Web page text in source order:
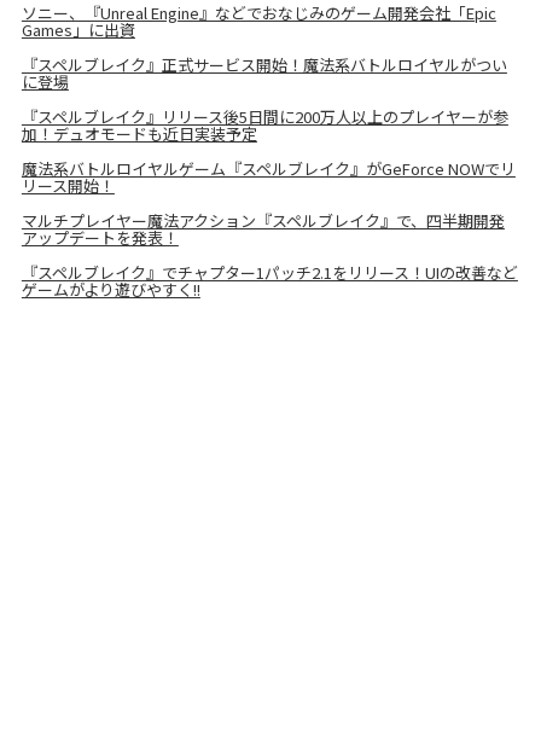
ソニー、『Unreal Engine』などでおなじみのゲーム開発会社「Epic
Games」に出資
『スペルブレイク』正式サービス開始！魔法系バトルロイヤルがつい
に登場
『スペルブレイク』リリース後5日間に200万人以上のプレイヤーが参
加！デュオモードも近日実装予定
魔法系バトルロイヤルゲーム『スペルブレイク』がGeForce NOWでリ
リース開始！
マルチプレイヤー魔法アクション『スペルブレイク』で、四半期開発
アップデートを発表！
『スペルブレイク』でチャプター1パッチ2.1をリリース！UIの改善など
ゲームがより遊びやすく!!